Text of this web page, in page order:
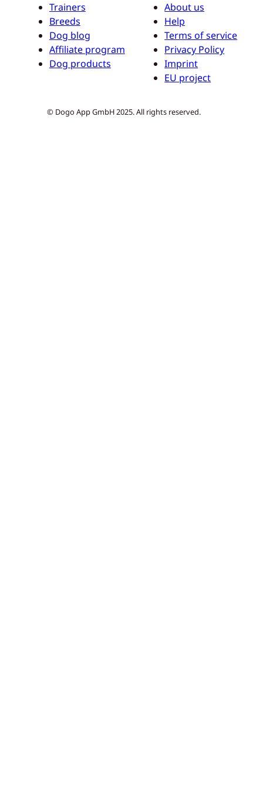
Trainers
Breeds
Dog blog
Affiliate program
Dog products
About us
Help
Terms of service
Privacy Policy
Imprint
EU project
© Dogo App GmbH 2025. All rights reserved.